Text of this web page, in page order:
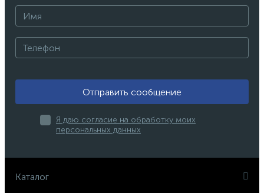
Отправить сообщение
Я даю согласие на обработку моих
персональных данных
Каталог